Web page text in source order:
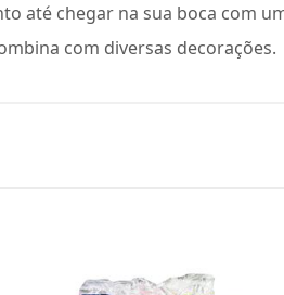
até chegar na sua boca com
com diversas decorações.